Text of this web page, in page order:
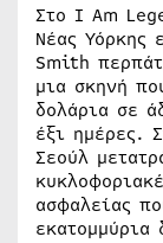
Στο I Am
Νέας Υόρκης
Smith
μια σκηνή
δολάρια σε
έξι ημέρες.
Σεούλ
ασφαλείας
εκατομμύρια